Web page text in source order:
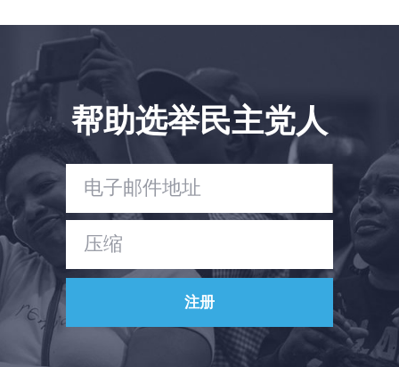
与我们合作
您的派对
行动
Vote
捐赠
帮助选举民主党人